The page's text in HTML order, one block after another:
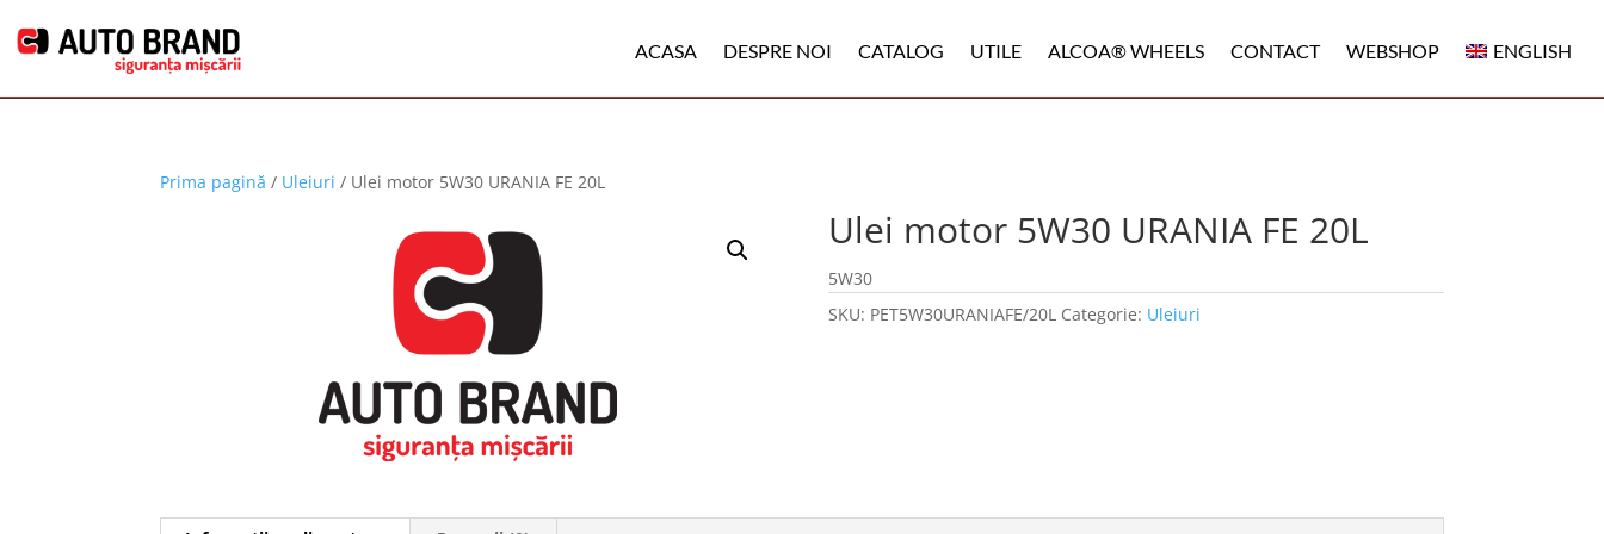
ACASA DESPRE NOI CATALOG UTILE ALCOA® WHEELS CONTACT WEBSHOP ENGLISH
Prima pagină / Uleiuri / Ulei motor 5W30 URANIA FE 20L
Ulei motor 5W30 URANIA FE 20L
5W30
SKU: PET5W30URANIAFE/20L Categorie: Uleiuri